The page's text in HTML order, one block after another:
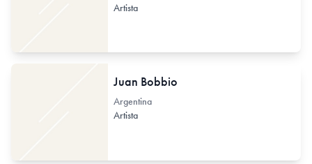
Artista
Juan Bobbio
Argentina
Artista